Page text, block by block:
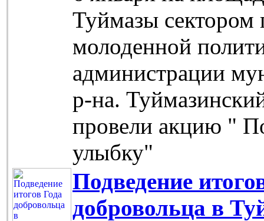
Туймазы сектором
молоденной
администрации
р-на.
провели акцию "
улыбку"
Подведение
добровольца в